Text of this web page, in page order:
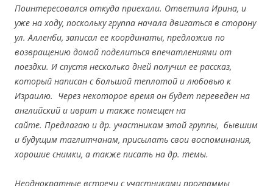
Поинтересовался откуда приехали. Ответила Ирина, и
уже на ходу, поскольку группа начала двигаться в сторону
ул. Алленби, записал ее координаты, предложив по
возвращению домой поделиться впечатлениями от
поездки. И спустя несколько дней получил ее рассказ,
который написан с большой теплотой и любовью к
Израилю. Через некоторое время он будет переведен на
английский и иврит и также помещен на
сайте. Предлагаю и др. участникам этой группы, бывшим
и будущим таглитчанам, присылать свои воспоминания,
хорошие снимки, а также писать на др. темы.
Неоднократные встречи с участниками программы